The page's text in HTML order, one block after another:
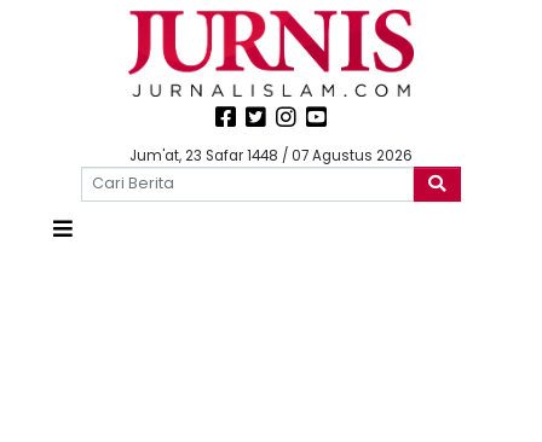
Jum'at, 23 Safar 1448 / 07 Agustus 2026